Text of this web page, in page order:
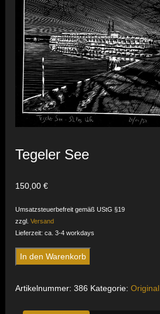
Tegeler See
150,00€
Umsatzsteuerbefreit gemäß UStG §19
zzgl.Versand
Lieferzeit: ca. 3-4 workdays
Tegeler
See
In den Warenkorb
Artikelnummer:386 Kategorie:Original